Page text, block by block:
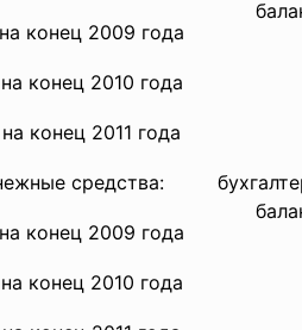
на конец 2009 года
на конец 2010 года
на конец 2011 года
средства:
на конец 2009 года
на конец 2010 года